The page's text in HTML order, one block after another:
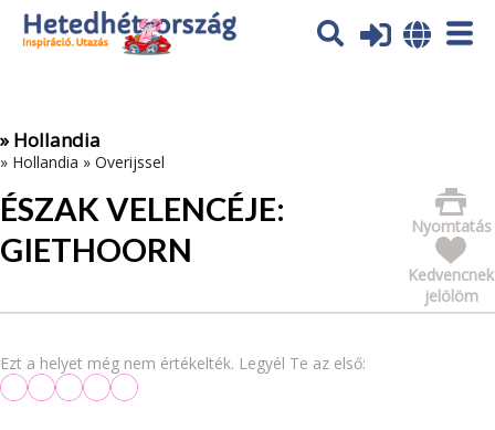
Az oldal sütiket (cookies) használ. További tájékoztatás itt:
Adatvédelmi tájékoztató
» Hollandia
» Hollandia » Overijssel
ÉSZAK VELENCÉJE:
GIETHOORN
Nyomtatás
Kedvencnek
jelölöm
Ezt a helyet még nem értékelték. Legyél Te az első: